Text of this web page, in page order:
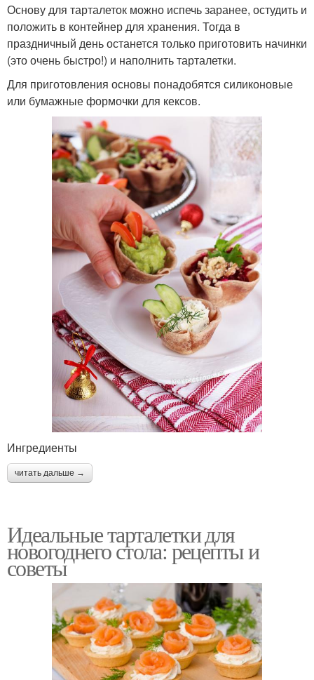
Основу для тарталеток можно испечь заранее, остудить и
положить в контейнер для хранения. Тогда в
праздничный день останется только приготовить начинки
(это очень быстро!) и наполнить тарталетки.
Для приготовления основы понадобятся силиконовые
или бумажные формочки для кексов.
Ингредиенты
читать дальше →
Идеальные тарталетки для
новогоднего стола: рецепты и
советы